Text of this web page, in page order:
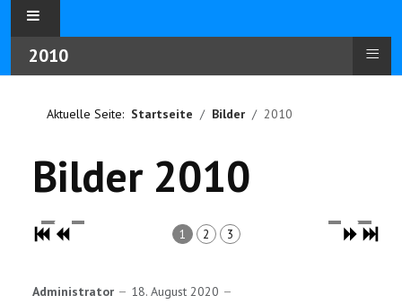
2010 ≡
Aktuelle Seite: Startseite Bilder 2010
Bilder 2010
1 2 3
Administrator
18. August 2020